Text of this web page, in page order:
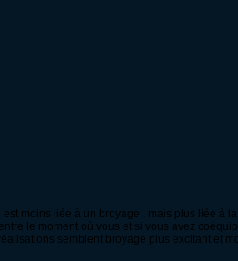
moins liée à un broyage , mais plus liée à
le moment où vous et si vous avez
semblent broyage plus excitant et